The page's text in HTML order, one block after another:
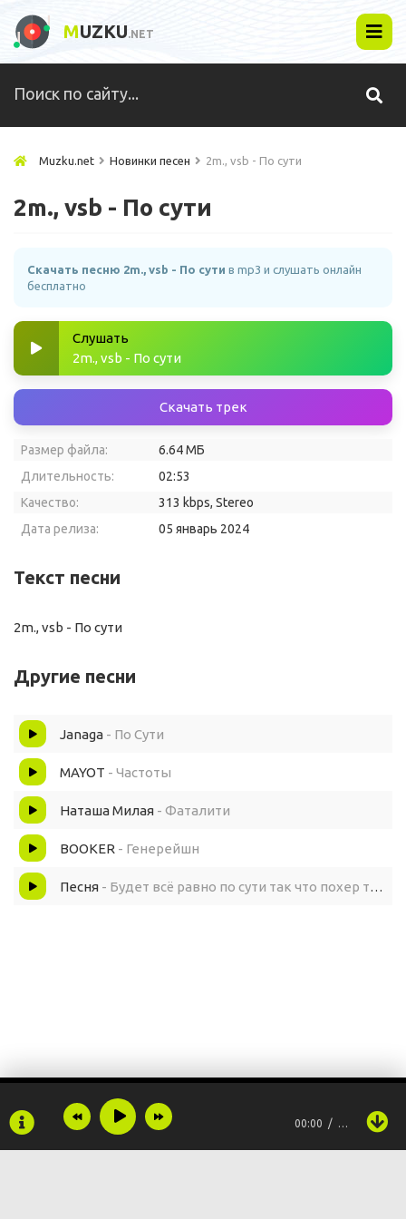
MUZKU.NET
Muzku.net Новинки песен 2m., vsb - По сути
2m., vsb - По сути
Скачать песню 2m., vsb - По сути в mp3 и слушать онлайн
бесплатно
Слушать
2m., vsb - По сути
Скачать трек
Размер файла:
6.64 МБ
Длительность:
02:53
Качество:
313 kbps, Stereo
Дата релиза:
05 январь 2024
Текст песни
2m., vsb - По сути
Другие песни
Janaga - По Сути
MAYOT - Частоты
Наташа Милая - Фаталити
BOOKER - Генерейшн
Песня - Будет всё равно по сути так что похер танцуйте
00:00